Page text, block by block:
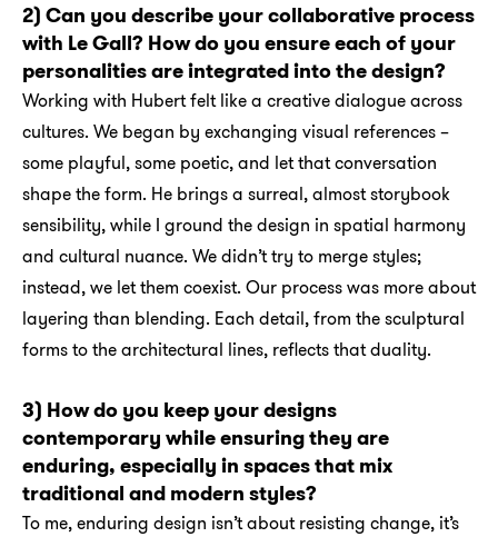
2) Can you describe your collaborative process
with Le Gall? How do you ensure each of your
personalities are integrated into the design?
Working with Hubert felt like a creative dialogue across
cultures. We began by exchanging visual references –
some playful, some poetic, and let that conversation
shape the form. He brings a surreal, almost storybook
sensibility, while I ground the design in spatial harmony
and cultural nuance. We didn’t try to merge styles;
instead, we let them coexist. Our process was more about
layering than blending. Each detail, from the sculptural
forms to the architectural lines, reflects that duality.
3) How do you keep your designs
contemporary while ensuring they are
enduring, especially in spaces that mix
traditional and modern styles?
To me, enduring design isn’t about resisting change, it’s